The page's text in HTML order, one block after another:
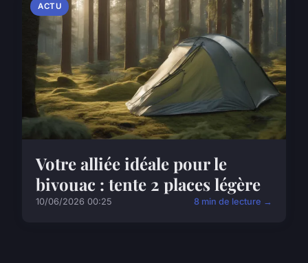
ACTU
Votre alliée idéale pour le
bivouac : tente 2 places légère
10/06/2026 00:25 8 min de lecture →